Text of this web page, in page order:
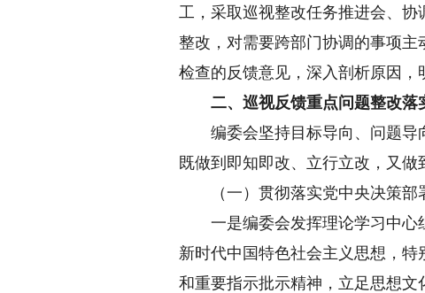
工，采取巡视整改任务推进会、
整改，对需要跨部门协调的事项
检查的反馈意见，深入剖析原因，
二、巡视反馈重点问题整改落
编委会坚持目标导向、问题导向
既做到即知即改、立行立改，又做
（一）贯彻落实党中央决策部
一是编委会发挥理论学习中心
新时代中国特色社会主义思想，
和重要指示批示精神，立足思想